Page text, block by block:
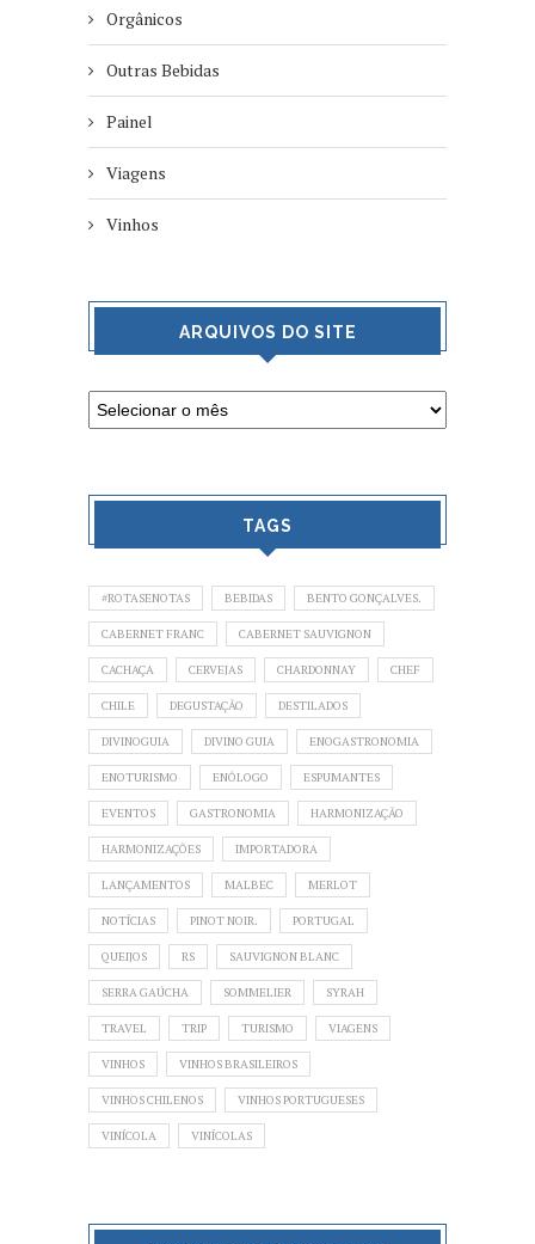
Orgânicos
Outras Bebidas
Painel
Viagens
Vinhos
ARQUIVOS DO SITE
TAGS
#ROTASENOTAS BEBIDAS BENTO GONÇALVES.
CABERNET FRANC CABERNET SAUVIGNON
CACHAÇA CERVEJAS CHARDONNAY CHEF
CHILE DEGUSTAÇÃO DESTILADOS
DIVINOGUIA DIVINO GUIA ENOGASTRONOMIA
ENOTURISMO ENÓLOGO ESPUMANTES
EVENTOS GASTRONOMIA HARMONIZAÇÃO
HARMONIZAÇÕES IMPORTADORA
LANÇAMENTOS MALBEC MERLOT
NOTÍCIAS PINOT NOIR. PORTUGAL
QUEIJOS RS SAUVIGNON BLANC
SERRA GAÚCHA SOMMELIER SYRAH
TRAVEL TRIP TURISMO VIAGENS
VINHOS VINHOS BRASILEIROS
VINHOS CHILENOS VINHOS PORTUGUESES
VINÍCOLA VINÍCOLAS